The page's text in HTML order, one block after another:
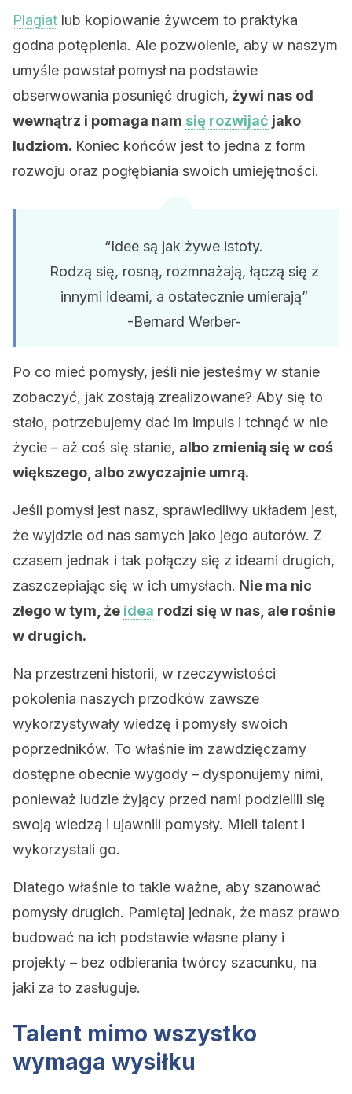
Plagiat lub kopiowanie żywcem to praktyka
godna potępienia. Ale pozwolenie, aby w naszym
umyśle powstał pomysł na podstawie
obserwowania posunięć drugich, żywi nas od
wewnątrz i pomaga nam się rozwijać jako
ludziom. Koniec końców jest to jedna z form
rozwoju oraz pogłębiania swoich umiejętności.
“Idee są jak żywe istoty.
Rodzą się, rosną, rozmnażają, łączą się z
innymi ideami, a ostatecznie umierają”
-Bernard Werber-
Po co mieć pomysły, jeśli nie jesteśmy w stanie
zobaczyć, jak zostają zrealizowane? Aby się to
stało, potrzebujemy dać im impuls i tchnąć w nie
życie – aż coś się stanie, albo zmienią się w coś
większego, albo zwyczajnie umrą.
Jeśli pomysł jest nasz, sprawiedliwy układem jest,
że wyjdzie od nas samych jako jego autorów. Z
czasem jednak i tak połączy się z ideami drugich,
zaszczepiając się w ich umysłach. Nie ma nic
złego w tym, że idea rodzi się w nas, ale rośnie
w drugich.
Na przestrzeni historii, w rzeczywistości
pokolenia naszych przodków zawsze
wykorzystywały wiedzę i pomysły swoich
poprzedników. To właśnie im zawdzięczamy
dostępne obecnie wygody – dysponujemy nimi,
ponieważ ludzie żyjący przed nami podzielili się
swoją wiedzą i ujawnili pomysły. Mieli talent i
wykorzystali go.
Dlatego właśnie to takie ważne, aby szanować
pomysły drugich. Pamiętaj jednak, że masz prawo
budować na ich podstawie własne plany i
projekty – bez odbierania twórcy szacunku, na
jaki za to zasługuje.
Talent mimo wszystko
wymaga wysiłku